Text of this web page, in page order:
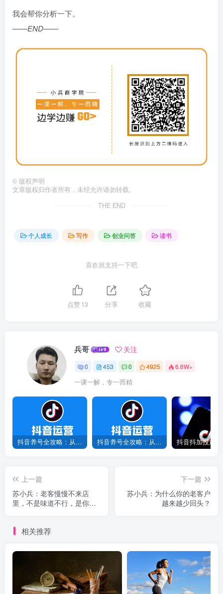
我会帮你分析一下。
——END——
© 版权声明
文章版权归作者所有，未经允许请勿转载。
THE END
个人成长 写作 创业问答 读书
喜欢就支持一下吧
点赞13 分享 收藏
兵哥 关注
0 453 0 4925 6.6W+
一课一解，专一而精
抖音养号全攻略：从0到1打造爆款账号，新手必看！ 抖音养号全攻略：从0到爆款，7天打造高权重账号！
上一篇
苏小兵：老客慢慢不来店
里，不是味道不行，是你踩
下一篇
苏小兵：为什么你的老客户
越来越少回头？
相关推荐